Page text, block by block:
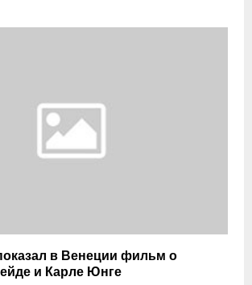
в Венеции фильм о
и Карле Юнге